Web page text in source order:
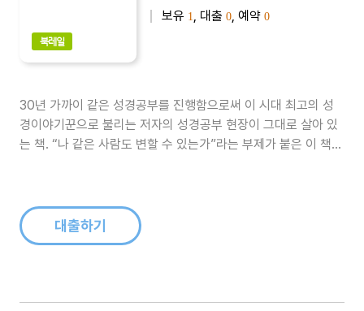
북레일
보유 1 , 대출 0 , 예약 0
30년 가까이 같은 성경공부를 진행함으로써 이 시대 최고의 성
경이야기꾼으로 불리는 저자의 성경공부 현장이 그대로 살아 있
는 책. “나 같은 사람도 변할 수 있는가”라는 부제가 붙은 이 책에
움을 준다...대출하기